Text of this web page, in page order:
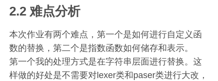
2.2 难点分析
本次作业有两个难点，第一个是如何进行自定义函
数的替换，第二个是指数函数如何储存和表示。
第一个我的处理方式是在字符串层面进行替换。这
样做的好处是不需要对lexer类和paser类进行大改，